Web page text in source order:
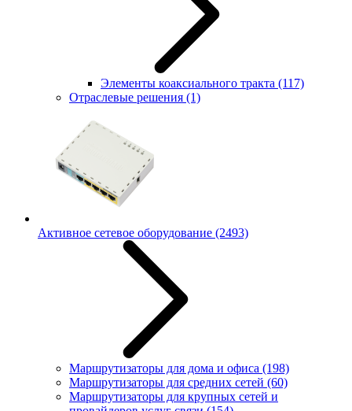
Элементы коаксиального тракта (117)
Отраслевые решения (1)
Активное сетевое оборудование (2493)
Маршрутизаторы для дома и офиса (198)
Маршрутизаторы для средних сетей (60)
Маршрутизаторы для крупных сетей и